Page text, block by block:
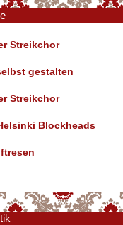
Streikchor
gestalten
Streikchor
Blockheads